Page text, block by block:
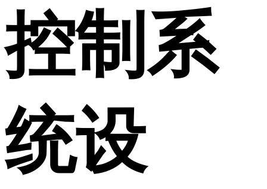
控制系
统设